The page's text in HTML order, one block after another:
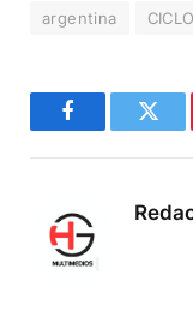
argentina
Facebook